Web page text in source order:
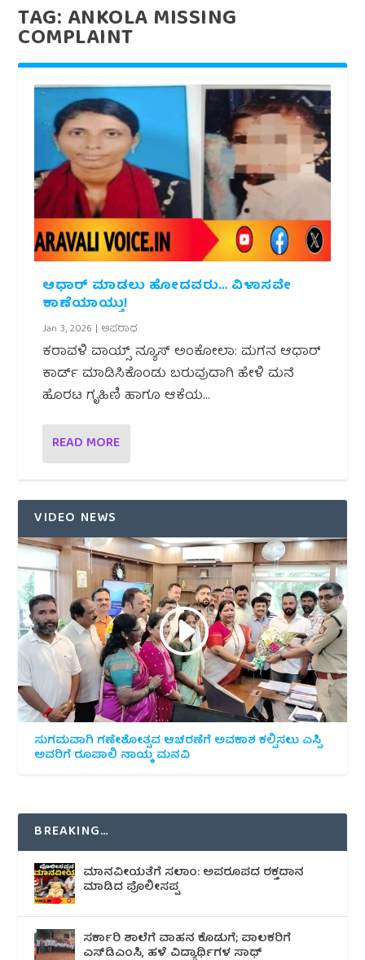
TAG: ANKOLA MISSING
COMPLAINT
ಆಧಾರ್ ಮಾಡಲು ಹೋದವರು… ವಿಳಾಸವೇ
ಕಾಣೆಯಾಯ್ತು!
Jan 3, 2026 | ಅಪರಾಧ
ಕರಾವಳಿ ವಾಯ್ಸ್ ನ್ಯೂಸ್ ಅಂಕೋಲಾ: ಮಗನ ಆಧಾರ್
ಕಾರ್ಡ್ ಮಾಡಿಸಿಕೊಂಡು ಬರುವುದಾಗಿ ಹೇಳಿ ಮನೆ
ಹೊರಟ ಗೃಹಿಣಿ ಹಾಗೂ ಆಕೆಯ...
READ MORE
VIDEO NEWS
ಸುಗಮವಾಗಿ ಗಣೇಶೋತ್ಸವ ಆಚರಣೆಗೆ ಅವಕಾಶ ಕಲ್ಪಿಸಲು ಎಸ್ಪಿ
ಅವರಿಗೆ ರೂಪಾಲಿ ನಾಯ್ಕ ಮನವಿ
BREAKING…
ಮಾನವೀಯತೆಗೆ ಸಲಾಂ: ಅಪರೂಪದ ರಕ್ತದಾನ
ಮಾಡಿದ ಪೊಲೀಸಪ್ಪ
ಸರ್ಕಾರಿ ಶಾಲೆಗೆ ವಾಹನ ಕೊಡುಗೆ; ಪಾಲಕರಿಗೆ
ಎಸ್‌ಡಿಎಂಸಿ, ಹಳೆ ವಿದ್ಯಾರ್ಥಿಗಳ ಸಾಥ್